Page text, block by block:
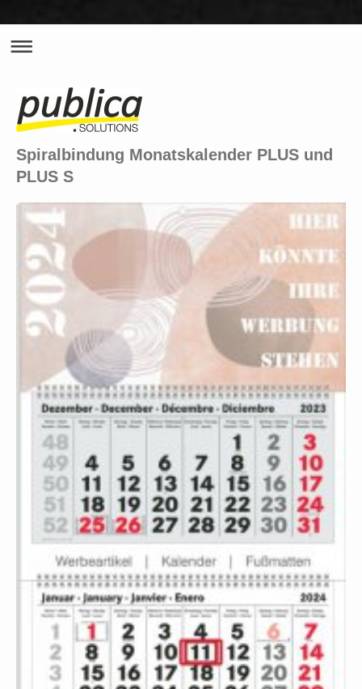
Spiralbindung Monatskalender PLUS und
PLUS S